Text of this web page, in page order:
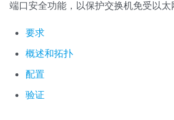
端口安全功能，以保护交换机免受以太
要求
概述和拓扑
配置
验证